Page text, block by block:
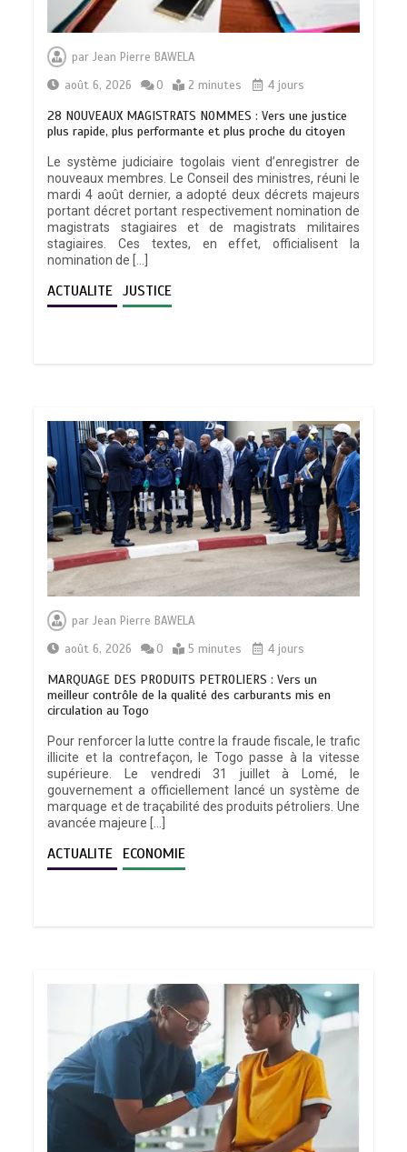
parJean Pierre BAWELA
août 6, 2026
0 2 minutes 4 jours
28 NOUVEAUX MAGISTRATS NOMMES : Vers une justice
plus rapide, plus performante et plus proche du citoyen
Le système judiciaire togolais vient d’enregistrer de
nouveaux membres. Le Conseil des ministres, réuni le
mardi 4 août dernier, a adopté deux décrets majeurs
portant décret portant respectivement nomination de
magistrats stagiaires et de magistrats militaires
stagiaires. Ces textes, en effet, officialisent la
nomination de […]
ACTUALITE JUSTICE
parJean Pierre BAWELA
août 6, 2026
0 5 minutes 4 jours
MARQUAGE DES PRODUITS PETROLIERS : Vers un
meilleur contrôle de la qualité des carburants mis en
circulation au Togo
Pour renforcer la lutte contre la fraude fiscale, le trafic
illicite et la contrefaçon, le Togo passe à la vitesse
supérieure. Le vendredi 31 juillet à Lomé, le
gouvernement a officiellement lancé un système de
marquage et de traçabilité des produits pétroliers. Une
avancée majeure […]
ACTUALITE ECONOMIE